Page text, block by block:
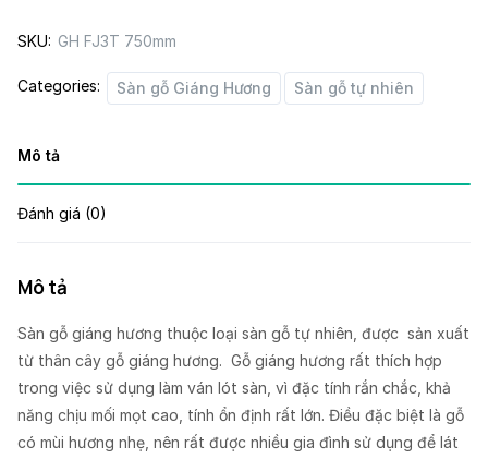
quantity
SKU: GH FJ3T 750mm
Categories: Sàn gỗ Giáng Hương Sàn gỗ tự nhiên
Mô tả
Đánh giá (0)
Mô tả
Sàn gỗ giáng hương thuộc loại sàn gỗ tự nhiên, được sản xuất
từ thân cây gỗ giáng hương. Gỗ giáng hương rất thích hợp
trong việc sử dụng làm ván lót sàn, vì đặc tính rắn chắc, khả
năng chịu mối mọt cao, tính ổn định rất lớn. Điều đặc biệt là gỗ
có mùi hương nhẹ, nên rất được nhiều gia đình sử dụng để lát